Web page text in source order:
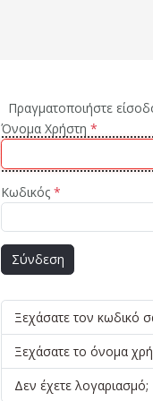
Πραγματοποιήστε
Όνομα Χρήστη *
Κωδικός *
Σύνδεση
Ξεχάσατε τον κωδικό
Ξεχάσατε το όνομα
Δεν έχετε λογαριασμό;